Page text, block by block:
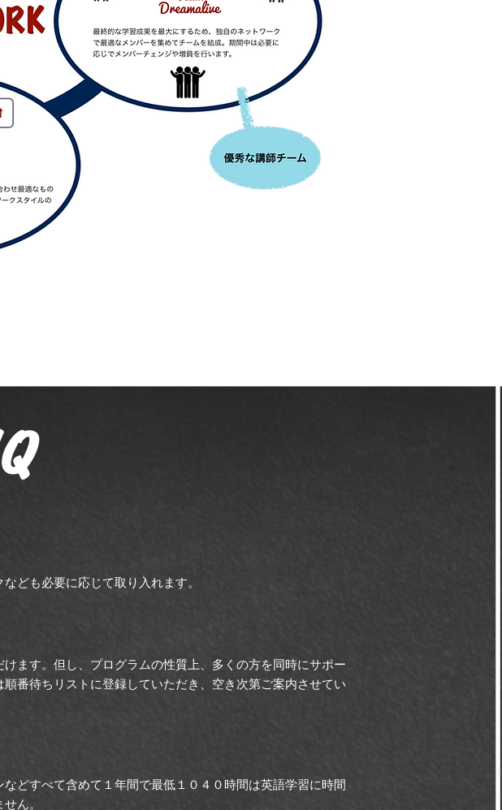
ども必要に応じて取り入れます。
ます。 但し、 ​プログラムの性質上、多くの方を同時にサポー
順番待ちリストに登録していただき、空き次第ご案内させてい
どすべて含めて１年間で最低１０４０時間は英語学習に時間
ん。